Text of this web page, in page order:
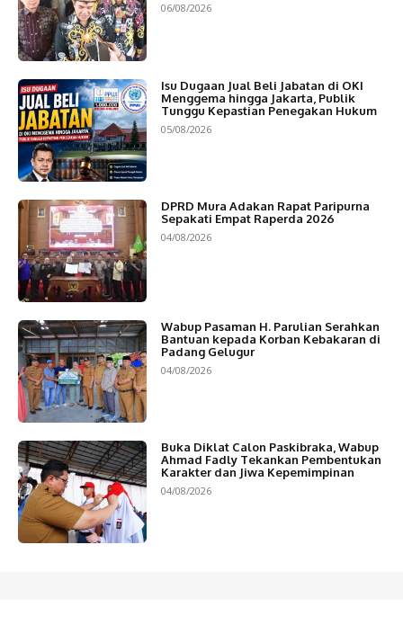
06/08/2026
Isu Dugaan Jual Beli Jabatan di OKI
Menggema hingga Jakarta, Publik
Tunggu Kepastian Penegakan Hukum
05/08/2026
DPRD Mura Adakan Rapat Paripurna
Sepakati Empat Raperda 2026
04/08/2026
Wabup Pasaman H. Parulian Serahkan
Bantuan kepada Korban Kebakaran di
Padang Gelugur
04/08/2026
Buka Diklat Calon Paskibraka, Wabup
Ahmad Fadly Tekankan Pembentukan
Karakter dan Jiwa Kepemimpinan
04/08/2026